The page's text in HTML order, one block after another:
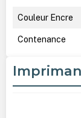
Couleur Encre
Contenance